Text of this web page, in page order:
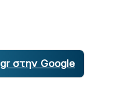
στην Google